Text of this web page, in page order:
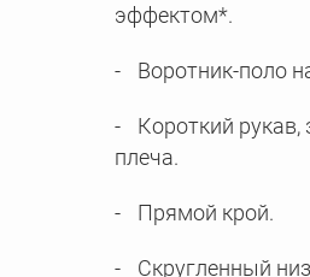
эффектом*.
Воротник-поло
Короткий
плеча.
Прямой крой.
Скругленный